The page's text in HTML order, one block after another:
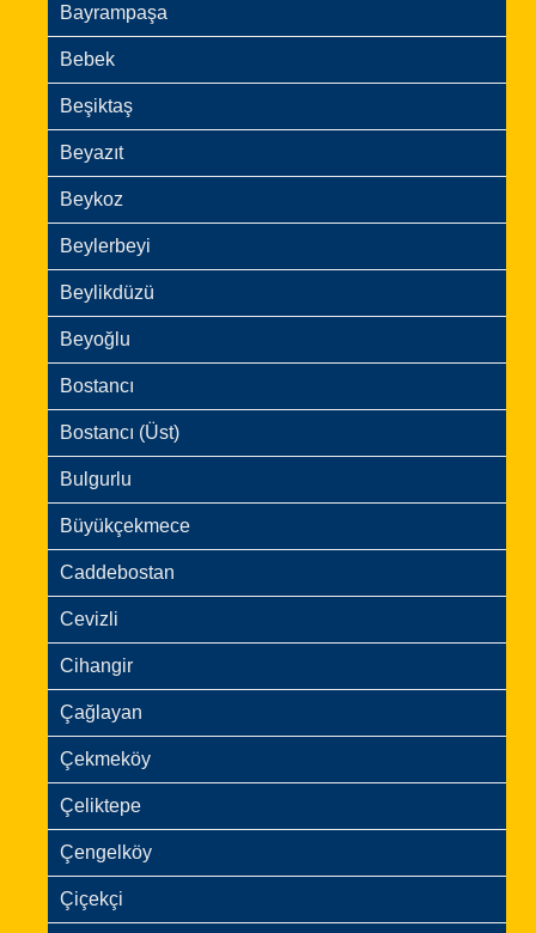
Bayrampaşa
Bebek
Beşiktaş
Beyazıt
Beykoz
Beylerbeyi
Beylikdüzü
Beyoğlu
Bostancı
Bostancı (Üst)
Bulgurlu
Büyükçekmece
Caddebostan
Cevizli
Cihangir
Çağlayan
Çekmeköy
Çeliktepe
Çengelköy
Çiçekçi